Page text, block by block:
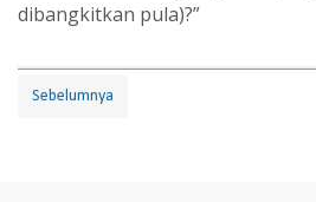
dibangkitkan pula)?”
Sebelumnya